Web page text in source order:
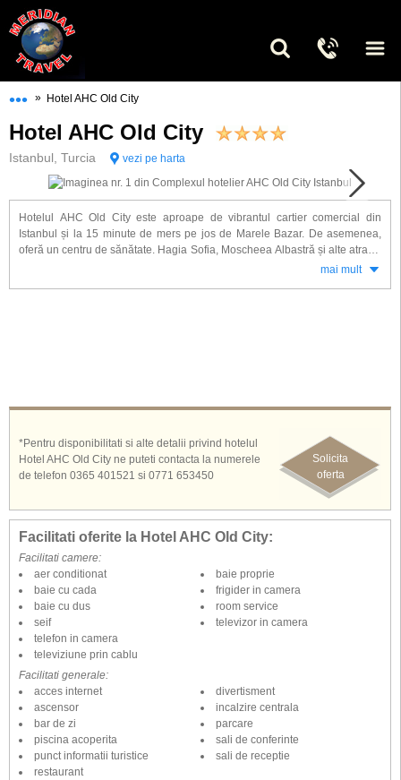
••• » Hotel AHC Old City
Hotel AHC Old City
Istanbul, Turcia vezi pe harta
Hotelul AHC Old City este aproape de vibrantul cartier comercial din
Istanbul și la 15 minute de mers pe jos de Marele Bazar. De asemenea,
oferă un centru de sănătate. Hagia Sofia, Moscheea Albastră și alte atracții
Pentru un confort sporit, există o piscină interioară încălzită și un bar de
saună, baie de aburi și camere de masaj.
Hotelul AHC Old City este situat în Orașul Vechi, la 17 km de Aeroportul
Internațional Atatürk. De asemenea, puteți ajunge la populara Piață
Taksim în 6 minute folosind stația de metrou Vezneciler. Aeroportul Istanbul
este la 53 km de Hotelul AHC Old City.
mai mult
Solicita
oferta
*Pentru disponibilitati si alte detalii privind hotelul
Hotel AHC Old City ne puteti contacta la numerele
de telefon 0365 401521 si 0771 653450
Facilitati oferite la Hotel AHC Old City:
Facilitati camere:
aer conditionat
baie cu cada
baie cu dus
baie proprie
frigider in camera
room service
seif
telefon in camera
televiziune prin cablu
televizor in camera
Facilitati generale:
acces internet
ascensor
bar de zi
divertisment
incalzire centrala
parcare
piscina acoperita
punct informatii turistice
restaurant
sali de conferinte
sali de receptie